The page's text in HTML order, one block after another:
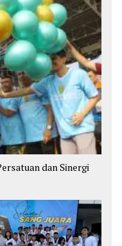
dan Sinergi